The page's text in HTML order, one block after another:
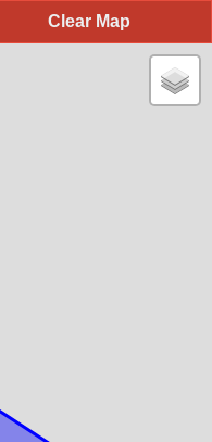
Clear Map